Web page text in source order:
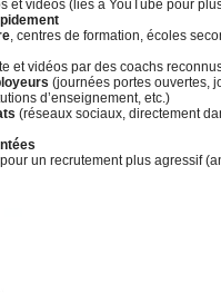
et vidéos (liés à YouTube pour
, centres de formation, écoles
et vidéos par des coachs
(journées portes ouvertes,
d’enseignement, etc.)
(réseaux sociaux, directement
pour un recrutement plus agressif